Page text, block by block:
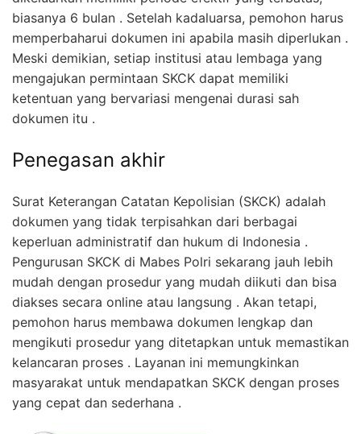
biasanya 6 bulan . Setelah kadaluarsa, pemohon harus
memperbaharui dokumen ini apabila masih diperlukan .
Meski demikian, setiap institusi atau lembaga yang
mengajukan permintaan SKCK dapat memiliki
ketentuan yang bervariasi mengenai durasi sah
dokumen itu .
Penegasan akhir
Surat Keterangan Catatan Kepolisian (SKCK) adalah
dokumen yang tidak terpisahkan dari berbagai
keperluan administratif dan hukum di Indonesia .
Pengurusan SKCK di Mabes Polri sekarang jauh lebih
mudah dengan prosedur yang mudah diikuti dan bisa
diakses secara online atau langsung . Akan tetapi,
pemohon harus membawa dokumen lengkap dan
mengikuti prosedur yang ditetapkan untuk memastikan
kelancaran proses . Layanan ini memungkinkan
masyarakat untuk mendapatkan SKCK dengan proses
yang cepat dan sederhana .